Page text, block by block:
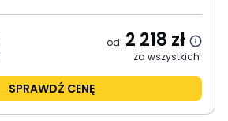
od 2 218 zł
za wszystkich
SPRAWDŹ CENĘ